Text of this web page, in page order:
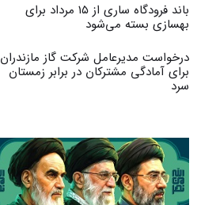
باند فرودگاه ساری از ۱۵ مرداد برای
بهسازی بسته می‌شود
درخواست مدیرعامل شرکت گاز مازندران
برای آمادگی مشترکان در برابر زمستان
سرد